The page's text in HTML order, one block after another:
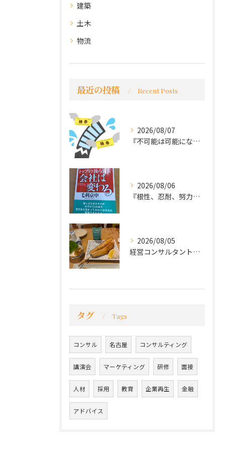
建築
土木
物流
最近の投稿 Recent Posts
2026/08/07
『不可能は可能になる』
2026/08/06
『根性、忍耐、努力という言葉は死語なのか』
2026/08/05
経営コンサルタントのモーちゃん・毛利京申です。
タグ Tags
コンサル 名古屋 コンサルティング
講演会 マーケティング 研修 面接
人材 採用 教育 企業再生 金融
アドバイス